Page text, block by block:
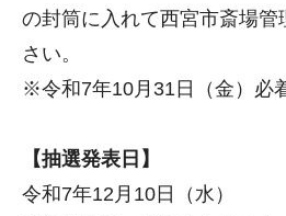
の封筒に入れて西宮市斎場
さい。
※令和7年10月31日（金）必
【抽選発表日】
令和7年12月10日（水）